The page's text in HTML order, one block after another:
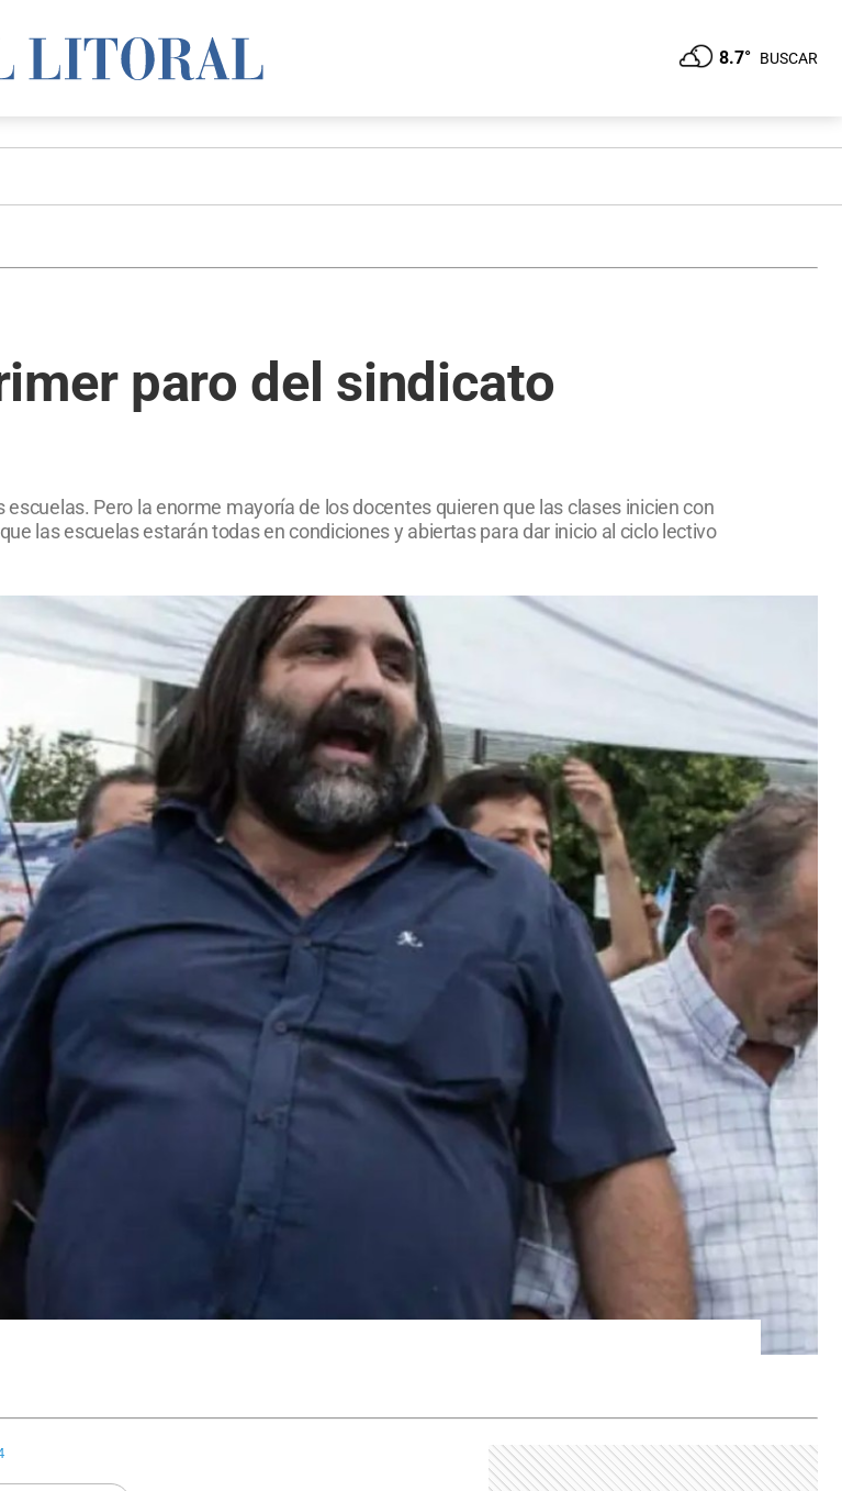
8.7° BUSCAR
paro del sindicato
Pero la enorme mayoría de los docentes quieren que las clases inicien con
las escuelas estarán todas en condiciones y abiertas para dar inicio al ciclo lectivo